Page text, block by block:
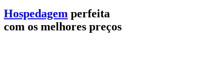
Hospedagem perfeita
com os melhores preços